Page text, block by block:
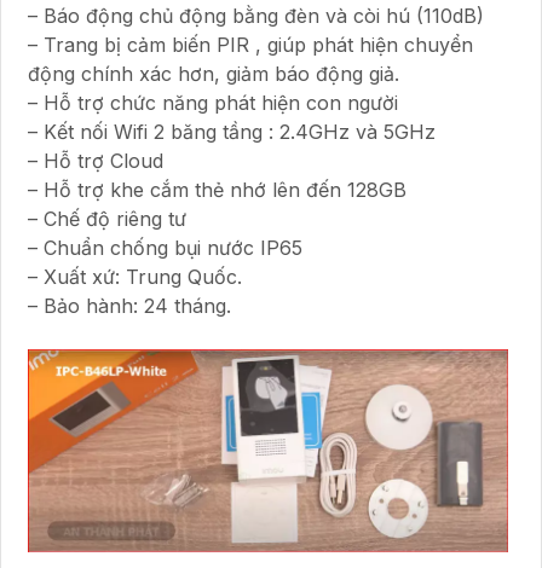
– Báo động chủ động bằng đèn và còi hú (110dB)
– Trang bị cảm biến PIR , giúp phát hiện chuyển
động chính xác hơn, giảm báo động giả.
– Hỗ trợ chức năng phát hiện con người
– Kết nối Wifi 2 băng tầng : 2.4GHz và 5GHz
– Hỗ trợ Cloud
– Hỗ trợ khe cắm thẻ nhớ lên đến 128GB
– Chế độ riêng tư
– Chuẩn chống bụi nước IP65
– Xuất xứ: Trung Quốc.
– Bảo hành: 24 tháng.